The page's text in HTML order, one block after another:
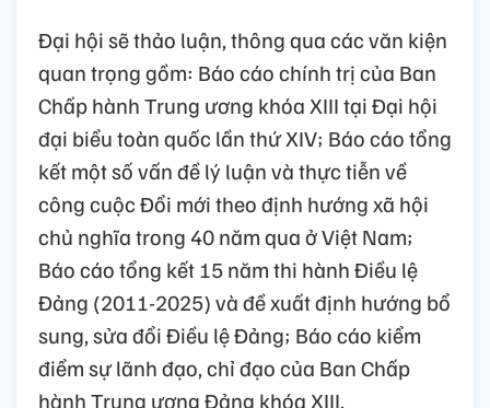
Đại hội sẽ thảo luận, thông qua các văn kiện
quan trọng gồm: Báo cáo chính trị của Ban
Chấp hành Trung ương khóa XIII tại Đại hội
đại biểu toàn quốc lần thứ XIV; Báo cáo tổng
kết một số vấn đề lý luận và thực tiễn về
công cuộc Đổi mới theo định hướng xã hội
chủ nghĩa trong 40 năm qua ở Việt Nam;
Báo cáo tổng kết 15 năm thi hành Điều lệ
Đảng (2011-2025) và đề xuất định hướng bổ
sung, sửa đổi Điều lệ Đảng; Báo cáo kiểm
điểm sự lãnh đạo, chỉ đạo của Ban Chấp
hành Trung ương Đảng khóa XIII.